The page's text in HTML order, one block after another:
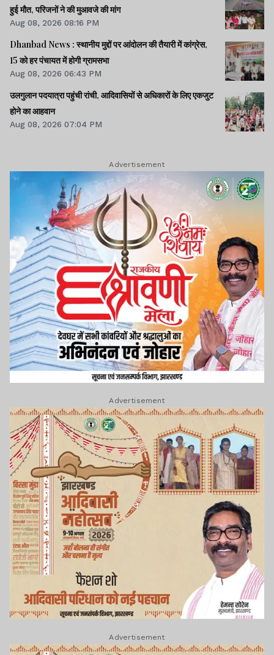
हुई मौत, परिजनों ने की मुआवजे की मांग
Aug 08, 2026 08:16 PM
Dhanbad News : स्थानीय मुद्दों पर आंदोलन की तैयारी में कांग्रेस,
15 को हर पंचायत में होगी ग्रामसभा
Aug 08, 2026 06:43 PM
उलगुलान पदयात्रा पहुंची रांची, आदिवासियों से अधिकारों के लिए एकजुट
होने का आहवान
Aug 08, 2026 07:04 PM
Advertisement
Advertisement
Advertisement